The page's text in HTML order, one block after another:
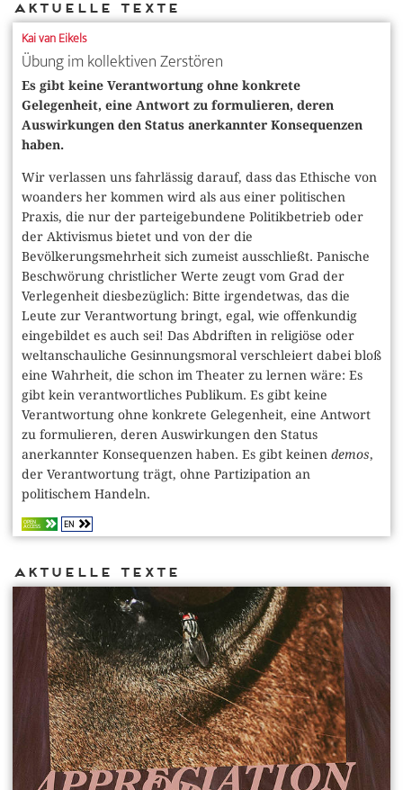
Aktuelle Texte
Kai van Eikels
Übung im kollektiven Zerstören
Es gibt keine Verantwortung ohne konkrete
Gelegenheit, eine Antwort zu formulieren, deren
Auswirkungen den Status anerkannter Konsequenzen
haben.
Wir verlassen uns fahrlässig darauf, dass das Ethische von
woanders her kommen wird als aus einer politischen
Praxis, die nur der parteigebundene Politikbetrieb oder
der Aktivismus bietet und von der die
Bevölkerungsmehrheit sich zumeist ausschließt. Panische
Beschwörung christlicher Werte zeugt vom Grad der
Verlegenheit diesbezüglich: Bitte irgendetwas, das die
Leute zur Verantwortung bringt, egal, wie offenkundig
eingebildet es auch sei! Das Abdriften in religiöse oder
weltanschauliche Gesinnungsmoral verschleiert dabei bloß
eine Wahrheit, die schon im Theater zu lernen wäre: Es
gibt kein verantwortliches Publikum. Es gibt keine
Verantwortung ohne konkrete Gelegenheit, eine Antwort
zu formulieren, deren Auswirkungen den Status
anerkannter Konsequenzen haben. Es gibt keinen demos,
der Verantwortung trägt, ohne Partizipation an
politischem Handeln.
OPEN
ACCESS EN
Aktuelle Texte